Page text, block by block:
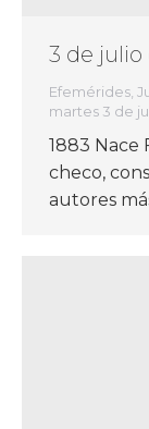
3 de julio
Efemérides
martes 3 de
1883 Nace
checo,
autores